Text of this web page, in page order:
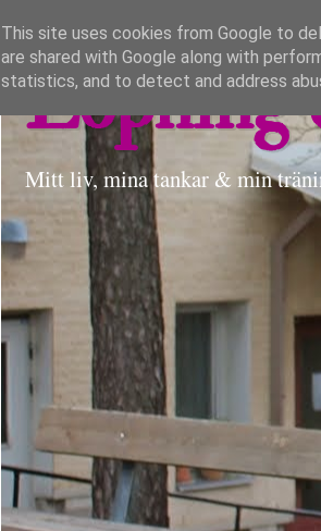
Mitt liv, mina tankar & min
This site uses cookies from Google to
are shared with Google along with
statistics, and to detect and address